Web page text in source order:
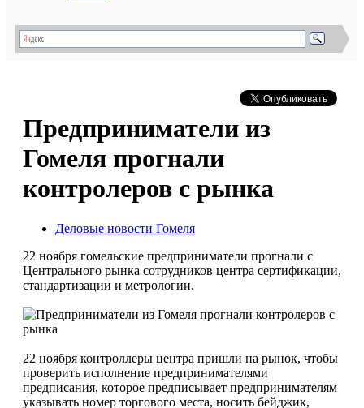
Предприниматели из
Гомеля прогнали
контролеров с рынка
Деловые новости Гомеля
22 ноября гомельские предприниматели прогнали с
Центрального рынка сотрудников центра сертификации,
стандартизации и метрологии.
22 ноября контроллеры центра пришли на рынок, чтобы
проверить исполнение предпринимателями
предписания, которое предписывает предпринимателям
указывать номер торгового места, носить бейджик,